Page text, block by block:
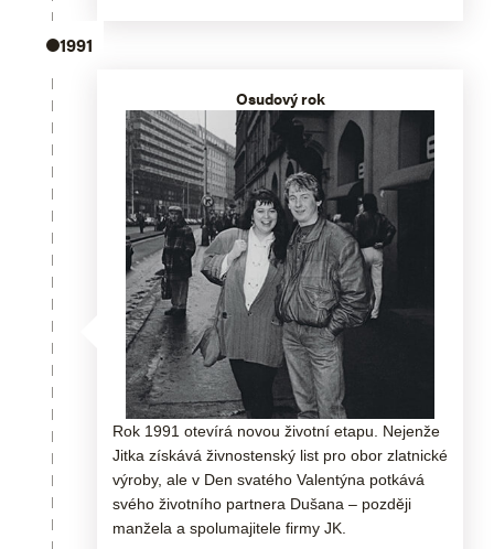
1991
Osudový rok
Rok 1991 otevírá novou životní etapu. Nejenže
Jitka získává živnostenský list pro obor zlatnické
výroby, ale v Den svatého Valentýna potkává
svého životního partnera Dušana – později
manžela a spolumajitele firmy JK.